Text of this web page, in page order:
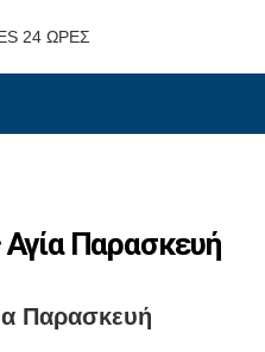
Αγία Παρασκευή
Παρασκευή